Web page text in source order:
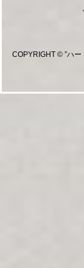
COPYRIGHT © ”ハ